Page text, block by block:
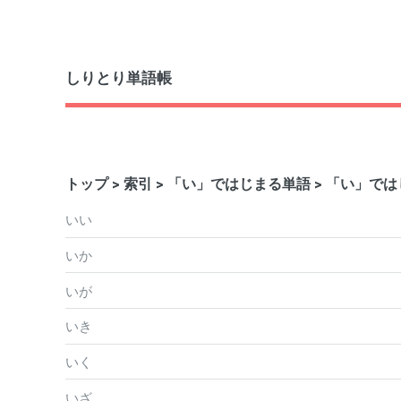
しりとり単語帳
トップ>索引 > 「い」ではじまる単語> 「い」で
いい
いか
いが
いき
いく
いざ